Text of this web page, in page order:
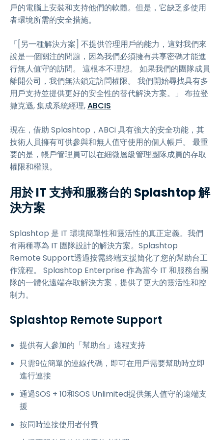
戶的電腦上安裝和支持他們的軟體。但是，它缺乏多使用
者環境所需的安全措施。
「[另一種解決方案] 不提供管理用戶的能力，這對我們來
說是一個關注的問題，因為我們必須擁有共享密碼才能進
行無人值守的訪問。 這根本不理想。 如果我們的團隊成員
離開公司，我們無法鎖定訪問權限。 我們開始尋找具有多
用戶支持並提供更好的安全性的替代解決方案。」 布拉登
撒克遜, 集成系統經理,ABCIS
現在，借助 Splashtop，ABCi 具有強大的安全功能，其
技術人員擁有可供參與和無人值守使用的個人帳戶。 最重
要的是，帳戶管理員可以在細微層級管理團隊成員的存取
權限和權限。
用於 IT 支持和服務台的 Splashtop 解
決方案
Splashtop 是 IT 環境簡單性和靈活性的真正定義。我們
有兩種專為 IT 團隊設計的解決方案。Splashtop
Remote Support透過按需終端支援簡化了您的幫助台工
作流程。 Splashtop Enterprise 作為當今 IT 和服務台團
隊的一體化遠端存取解決方案，提供了更大的靈活性和控
制力。
Splashtop Remote Support
提供有人參加的「幫助台」遠程支持
只需9位簡單的連線代碼，即可在用戶需要幫助時立即
進行連接
通過SOS + 10和SOS Unlimited提供無人值守的遠端支
援
按同時連接使用者付費